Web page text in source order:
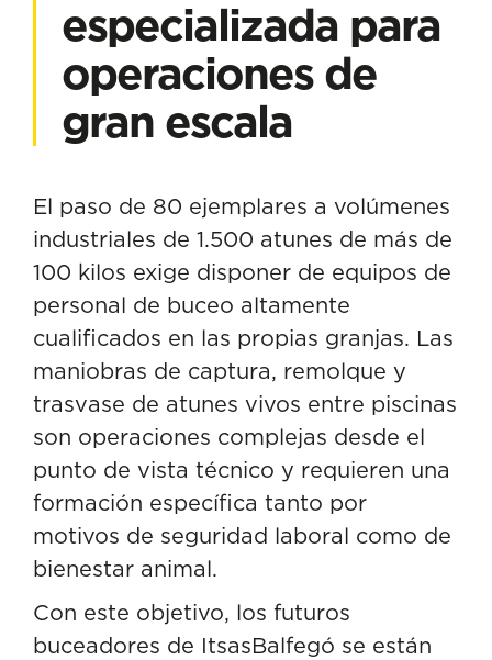
especializada para
operaciones de
gran escala
El paso de 80 ejemplares a volúmenes
industriales de 1.500 atunes de más de
100 kilos exige disponer de equipos de
personal de buceo altamente
cualificados en las propias granjas. Las
maniobras de captura, remolque y
trasvase de atunes vivos entre piscinas
son operaciones complejas desde el
punto de vista técnico y requieren una
formación específica tanto por
motivos de seguridad laboral como de
bienestar animal.
Con este objetivo, los futuros
buceadores de ItsasBalfegó se están